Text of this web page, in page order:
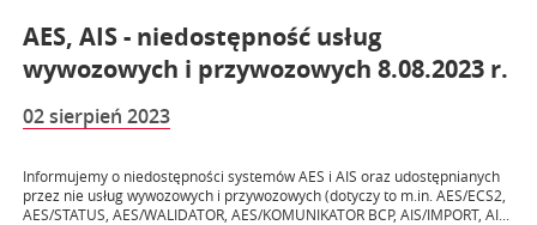
AES, AIS - niedostępność usług
wywozowych i przywozowych 8.08.2023 r.
02 sierpień 2023
Informujemy o niedostępności systemów AES i AIS oraz udostępnianych
przez nie usług wywozowych i przywozowych (dotyczy to m.in. AES/ECS2,
AES/STATUS, AES/WALIDATOR, AES/KOMUNIKATOR BCP, AIS/IMPORT, AI...